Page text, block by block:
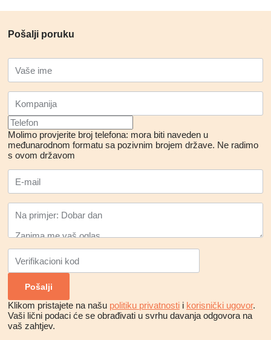
Pošalji poruku
Molimo provjerite broj telefona: mora biti naveden u
međunarodnom formatu sa pozivnim brojem države. Ne radimo
s ovom državom
Klikom pristajete na našu politiku privatnosti i korisnički ugovor.
Vaši lični podaci će se obrađivati ​​u svrhu davanja odgovora na
vaš zahtjev.